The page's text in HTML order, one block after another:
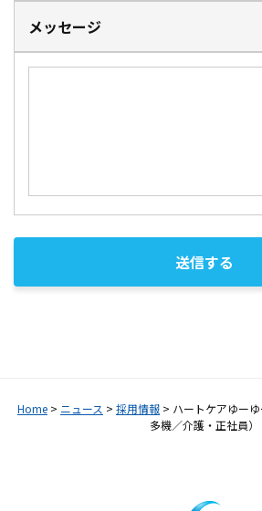
メッセージ
Home > ニュース > 採用情報 > ハートケアゆー
多機／介護・正社員）